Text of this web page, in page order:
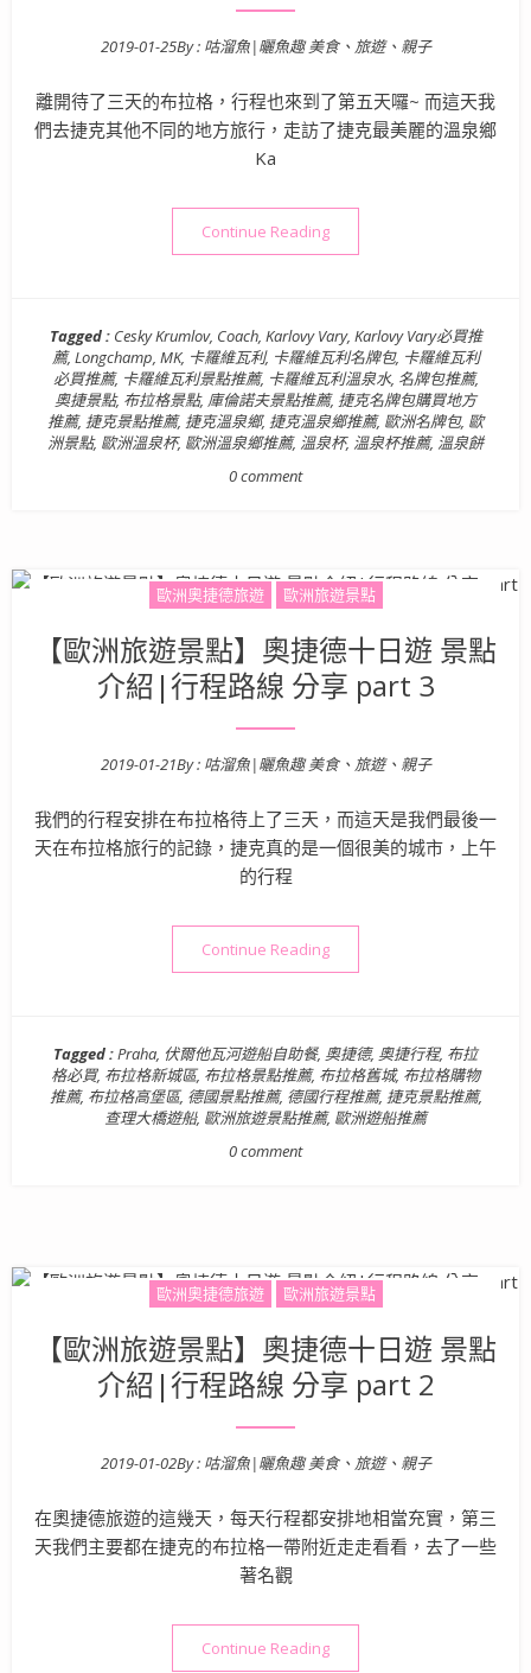
Posted on
2019-01-25By : 咕溜魚|曬魚趣 美食、旅遊、親子
離開待了三天的布拉格，行程也來到了第五天囉~ 而這天我
們去捷克其他不同的地方旅行，走訪了捷克最美麗的溫泉鄉
Ka
Continue Reading“【歐洲旅遊景點】奧捷德十
Tagged : Cesky Krumlov, Coach, Karlovy Vary, Karlovy Vary必買推
薦, Longchamp MK, 卡羅維瓦利, 卡羅維瓦利名牌包, 卡羅維瓦利
必買推薦, 卡羅維瓦利景點推薦, 卡羅維瓦利溫泉水, 名牌包推薦,
奧捷景點, 布拉格景點, 庫倫諾夫景點推薦, 捷克名牌包購買地方
推薦, 捷克景點推薦, 捷克溫泉鄉, 捷克溫泉鄉推薦, 歐洲名牌包, 歐
洲景點, 歐洲溫泉杯, 歐洲溫泉鄉推薦, 溫泉杯, 溫泉杯推薦, 溫泉餅
0 comment
歐洲奧捷德旅遊 歐洲旅遊景點
【歐洲旅遊景點】奧捷德十日遊 景點
介紹|行程路線 分享 part 3
Posted on
2019-01-21By : 咕溜魚|曬魚趣 美食、旅遊、親子
我們的行程安排在布拉格待上了三天，而這天是我們最後一
天在布拉格旅行的記錄，捷克真的是一個很美的城市，上午
的行程
Continue Reading“【歐洲旅遊景點】奧捷德十
Tagged :Praha, 伏爾他瓦河遊船自助餐, 奧捷德, 奧捷行程, 布拉
格必買, 布拉格新城區, 布拉格景點推薦, 布拉格舊城, 布拉格購物
推薦, 布拉格高堡區, 德國景點推薦, 德國行程推薦, 捷克景點推薦,
查理大橋遊船, 歐洲旅遊景點推薦, 歐洲遊船推薦
0 comment
歐洲奧捷德旅遊 歐洲旅遊景點
【歐洲旅遊景點】奧捷德十日遊 景點
介紹|行程路線 分享 part 2
Posted on
2019-01-02By : 咕溜魚|曬魚趣 美食、旅遊、親子
在奧捷德旅遊的這幾天，每天行程都安排地相當充實，第三
天我們主要都在捷克的布拉格一帶附近走走看看，去了一些
著名觀
Continue Reading“【歐洲旅遊景點】奧捷德十